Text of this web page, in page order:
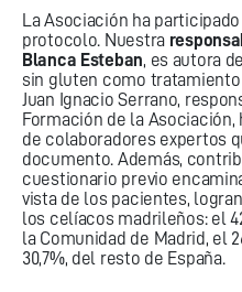
La Asociación ha
protocolo. Nuestra
Blanca Esteban, es autora
sin gluten como
Juan Ignacio Serrano,
Formación de la
de colaboradores expertos
documento. Además,
cuestionario previo
vista de los pacientes,
los celíacos madrileños: el
la Comunidad de Madrid, el
30,7%, del resto de España.